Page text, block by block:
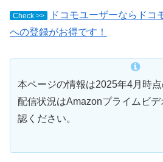
Check >>
ドコモユーザーならドコ
への登録がお得です！
本ページの情報は2025年4月時
配信状況はAmazonプライムビ
認ください。